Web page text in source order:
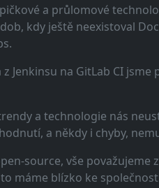
a průlomové
kdy ještě neexistoval
Jenkinsu na GitLab CI
a technologie nás
a někdy i chyby,
source, vše
máme blízko ke